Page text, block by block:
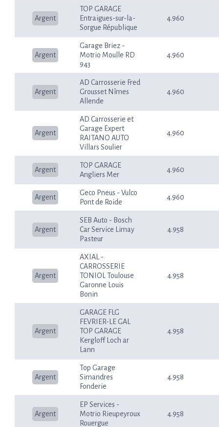
Argent
TOP GARAGE
Entraigues-sur-la-
Sorgue République
4.960
Argent
Garage Briez -
Motrio Moulle RD
943
4.960
Argent
AD Carrosserie Fred
Grousset Nîmes
Allende
4.960
Argent
AD Carrosserie et
Garage Expert
RAITANO AUTO
Villars Soulier
4.960
Argent
TOP GARAGE
Angliers Mer
4.960
Argent
Geco Pneus - Vulco
Pont de Roide
4.960
Argent
SEB Auto - Bosch
Car Service Limay
Pasteur
4.958
Argent
AXIAL -
CARROSSERIE
TONIOL Toulouse
Garonne Louis
Bonin
4.958
Argent
GARAGE FLG
FEVRIER-LE GAL
TOP GARAGE
Kergloff Loch ar
Lann
4.958
Argent
Top Garage
Simandres
Fonderie
4.958
Argent
EP Services -
Motrio Rieupeyroux
Rouergue
4.958